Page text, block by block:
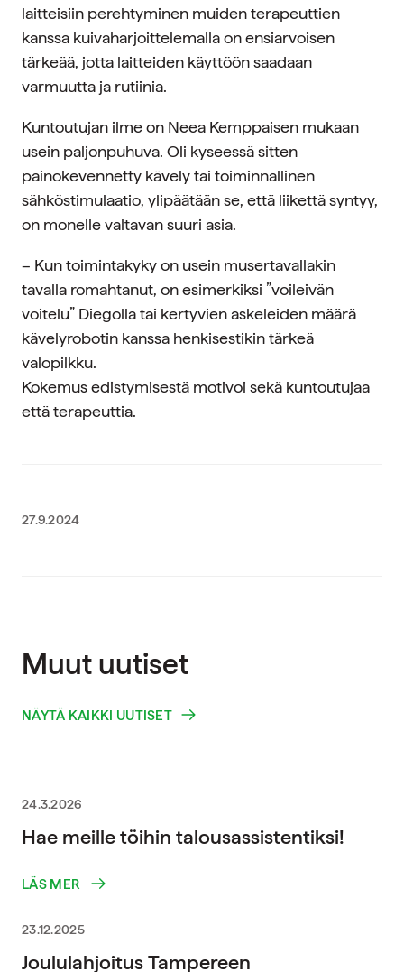
laitteisiin perehtyminen muiden terapeuttien
kanssa kuivaharjoittelemalla on ensiarvoisen
tärkeää, jotta laitteiden käyttöön saadaan
varmuutta ja rutiinia.
Kuntoutujan ilme on Neea Kemppaisen mukaan
usein paljonpuhuva. Oli kyseessä sitten
painokevennetty kävely tai toiminnallinen
sähköstimulaatio, ylipäätään se, että liikettä syntyy,
on monelle valtavan suuri asia.
– Kun toimintakyky on usein musertavallakin
tavalla romahtanut, on esimerkiksi ”voileivän
voitelu” Diegolla tai kertyvien askeleiden määrä
kävelyrobotin kanssa henkisestikin tärkeä
valopilkku.
Kokemus edistymisestä motivoi sekä kuntoutujaa
että terapeuttia.
27.9.2024
Muut uutiset
NÄYTÄ KAIKKI UUTISET
24.3.2026
Hae meille töihin talousassistentiksi!
LÄS MER
23.12.2025
Joululahjoitus Tampereen